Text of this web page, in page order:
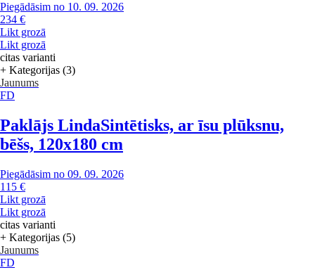
Piegādāsim no 10. 09. 2026
234 €
Likt grozā
Likt grozā
citas varianti
+ Kategorijas (3)
Jaunums
FD
Paklājs LindaSintētisks, ar īsu plūksnu,
bēšs, 120x180 cm
Piegādāsim no 09. 09. 2026
115 €
Likt grozā
Likt grozā
citas varianti
+ Kategorijas (5)
Jaunums
FD